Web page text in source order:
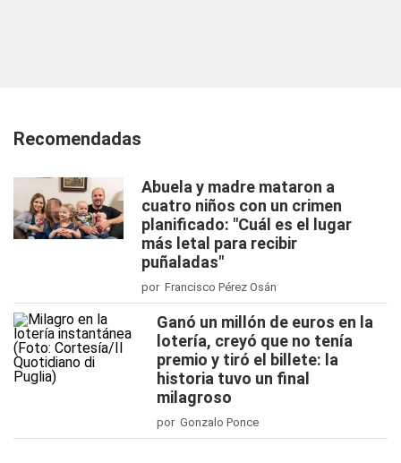
Recomendadas
Abuela y madre mataron a
cuatro niños con un crimen
planificado: "Cuál es el lugar
más letal para recibir
puñaladas"
por Francisco Pérez Osán
Ganó un millón de euros en la
lotería, creyó que no tenía
premio y tiró el billete: la
historia tuvo un final
milagroso
por Gonzalo Ponce